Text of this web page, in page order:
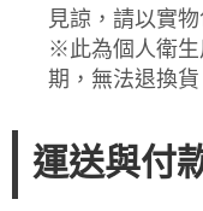
見諒，請以實
※此為個人衛生
期，無法退換貨
運送與付